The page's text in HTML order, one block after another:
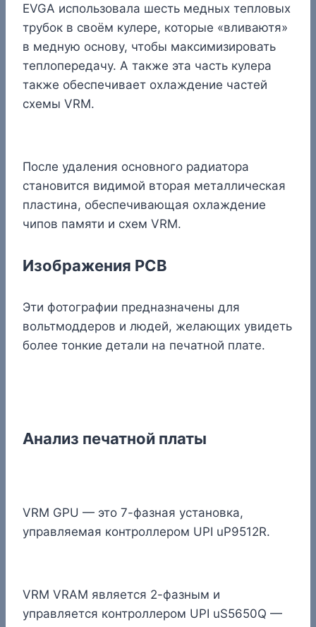
EVGA использовала шесть медных тепловых
трубок в своём кулере, которые «вливаютя»
в медную основу, чтобы максимизировать
теплопередачу. А также эта часть кулера
также обеспечивает охлаждение частей
схемы VRM.
После удаления основного радиатора
становится видимой вторая металлическая
пластина, обеспечивающая охлаждение
чипов памяти и схем VRM.
Изображения PCB
Эти фотографии предназначены для
вольтмоддеров и людей, желающих увидеть
более тонкие детали на печатной плате.
Анализ печатной платы
VRM GPU — это 7-фазная установка,
управляемая контроллером UPI uP9512R.
VRM VRAM является 2-фазным и
управляется контроллером UPI uS5650Q —